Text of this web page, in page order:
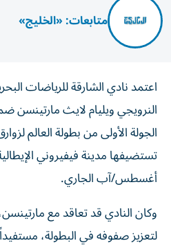
متابعات: «الخليج»
اعتمد نادي الشارقة للرياضات
النرويجي ويليام لايث
أغسطس/آب الجاري.
لتعزيز صفوفه في البطولة،